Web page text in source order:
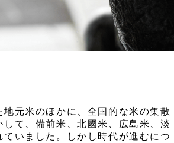
元米のほかに、全国的な米の集散
て、備前米、北國米、広島米、淡
いました。しかし時代が進むにつ